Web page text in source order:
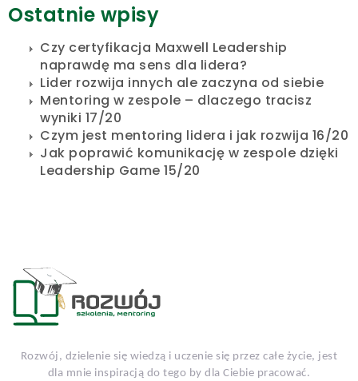
Ostatnie wpisy
Czy certyfikacja Maxwell Leadership
naprawdę ma sens dla lidera?
Lider rozwija innych ale zaczyna od siebie
Mentoring w zespole – dlaczego tracisz
wyniki 17/20
Czym jest mentoring lidera i jak rozwija 16/20
Jak poprawić komunikację w zespole dzięki
Leadership Game 15/20
Rozwój, dzielenie się wiedzą i uczenie się przez całe życie, jest
dla mnie inspiracją do tego by dla Ciebie pracować.